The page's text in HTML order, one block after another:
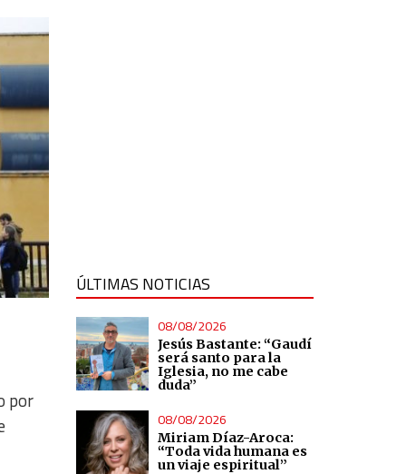
por
ÚLTIMAS NOTICIAS
08/08/2026
Jesús Bastante: “Gaudí
será santo para la
Iglesia, no me cabe
duda”
08/08/2026
Miriam Díaz-Aroca:
“Toda vida humana es
un viaje espiritual”